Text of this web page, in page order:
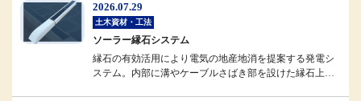
2026.07.29
土木資材・工法
ソーラー縁石システム
縁石の有効活用により電気の地産地消を提案する発電シ
ステム。内部に溝やケーブルさばき部を設けた縁石上部